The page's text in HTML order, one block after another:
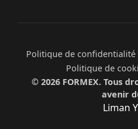
Politique de confidentialité
Politique de
© 2026 FORMEX. Tous
avenir
Liman